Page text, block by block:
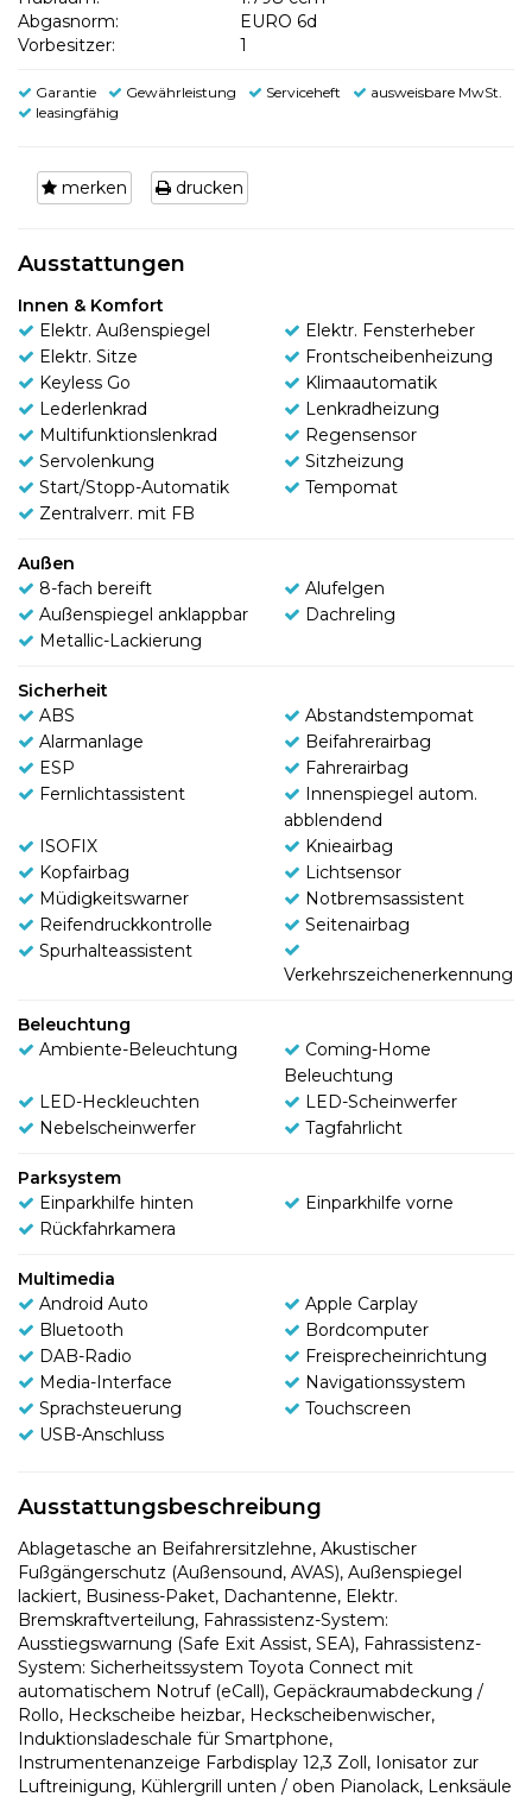
Abgasnorm:
EURO 6d
Vorbesitzer:
1
Garantie Gewährleistung Serviceheft
ausweisbare MwSt.
leasingfähig
merken drucken
Ausstattungen
Innen & Komfort
Elektr. Außenspiegel
Elektr. Fensterheber
Elektr. Sitze
Frontscheibenheizung
Keyless Go
Klimaautomatik
Lederlenkrad
Lenkradheizung
Multifunktionslenkrad
Regensensor
Servolenkung
Sitzheizung
Start/Stopp-Automatik
Tempomat
Zentralverr. mit FB
Außen
8-fach bereift
Alufelgen
Außenspiegel anklappbar
Dachreling
Metallic-Lackierung
Sicherheit
ABS
Abstandstempomat
Alarmanlage
Beifahrerairbag
ESP
Fahrerairbag
Fernlichtassistent
Innenspiegel autom.
abblendend
ISOFIX
Knieairbag
Kopfairbag
Lichtsensor
Müdigkeitswarner
Notbremsassistent
Reifendruckkontrolle
Seitenairbag
Spurhalteassistent
Verkehrszeichenerkennung
Beleuchtung
Ambiente-Beleuchtung
Coming-Home
Beleuchtung
LED-Heckleuchten
LED-Scheinwerfer
Nebelscheinwerfer
Tagfahrlicht
Parksystem
Einparkhilfe hinten
Einparkhilfe vorne
Rückfahrkamera
Multimedia
Android Auto
Apple Carplay
Bluetooth
Bordcomputer
DAB-Radio
Freisprecheinrichtung
Media-Interface
Navigationssystem
Sprachsteuerung
Touchscreen
USB-Anschluss
Ausstattungsbeschreibung
Ablagetasche an Beifahrersitzlehne, Akustischer
Fußgängerschutz (Außensound, AVAS), Außenspiegel
lackiert, Business-Paket, Dachantenne, Elektr.
Bremskraftverteilung, Fahrassistenz-System:
Ausstiegswarnung (Safe Exit Assist, SEA), Fahrassistenz-
System: Sicherheitssystem Toyota Connect mit
automatischem Notruf (eCall), Gepäckraumabdeckung /
Rollo, Heckscheibe heizbar, Heckscheibenwischer,
Induktionsladeschale für Smartphone,
Instrumentenanzeige Farbdisplay 12,3 Zoll, Ionisator zur
Luftreinigung, Kühlergrill unten / oben Pianolack, Lenksäule